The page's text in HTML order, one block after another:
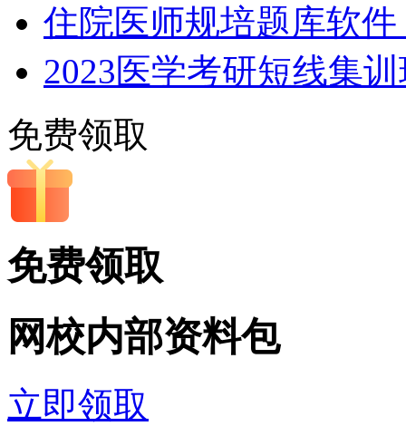
住院医师规培题库软
2023医学考研短线集
免费领取
免费领取
网校内部资料包
立即领取